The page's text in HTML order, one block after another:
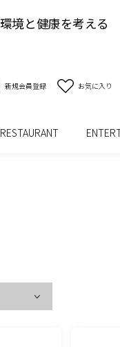
境と健康を考える
新規会員登録 お気に入り
RESTAURANT